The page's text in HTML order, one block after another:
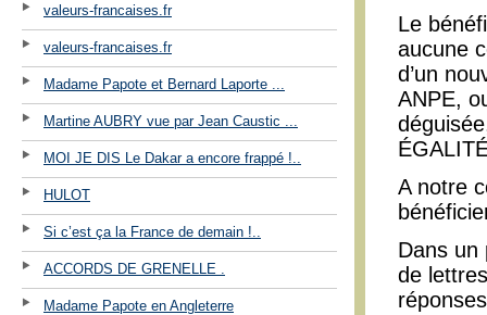
valeurs-francaises.fr
valeurs-francaises.fr
Madame Papote et Bernard Laporte ...
Martine AUBRY vue par Jean Caustic ...
MOI JE DIS Le Dakar a encore frappé !..
HULOT
Si c’est ça la France de demain !..
ACCORDS DE GRENELLE .
Madame Papote en Angleterre
Le
aucune
d’un
ANPE,
A notre
Dans un
de